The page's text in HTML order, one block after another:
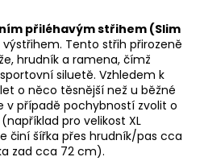
přiléhavým střihem (Slim
Tento střih přirozeně
hrudník a ramena, čímž
siluetě. Vzhledem k
o něco těsnější než u běžné
v případě pochybností zvolit o
pro velikost XL
činí šířka přes hrudník/pas cca
zad cca 72 cm).